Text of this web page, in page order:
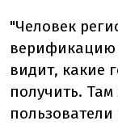
"Человек
верификацию
видит, какие
получить.
пользователи